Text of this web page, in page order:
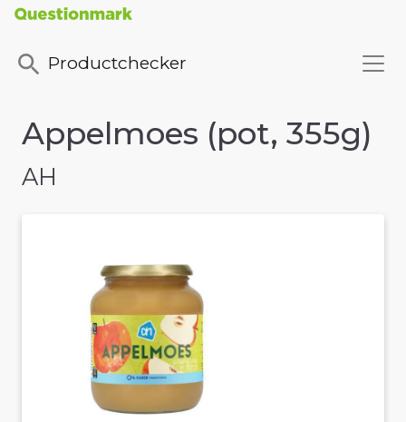
Productchecker
Appelmoes (pot, 355g)
AH